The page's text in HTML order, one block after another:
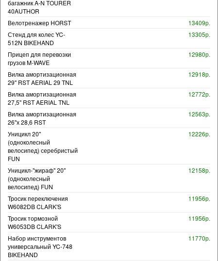
багажник A-N TOURER
40AUTHOR
Велотренажер HORST
13409р.
Стенд для колес YC-
512N BIKEHAND
13305р.
Прицеп для перевозки
грузов M-WAVE
12980р.
Вилка амортизационная
29" RST AERIAL 29 TNL
12918р.
Вилка амортизационная
27,5" RST AERIAL TNL
12772р.
Вилка амортизационная
26"х 28,6 RST
12563р.
Уницикл 20"
(одноколесный
велосипед) серебристый
FUN
12226р.
Уницикл-"жираф" 20"
(одноколесный
велосипед) FUN
12158р.
Тросик переключения
W6082DB CLARK'S
11956р.
Тросик тормозной
W6053DB CLARK'S
11956р.
Набор инструментов
универсальный YC-748
BIKEHAND
11770р.